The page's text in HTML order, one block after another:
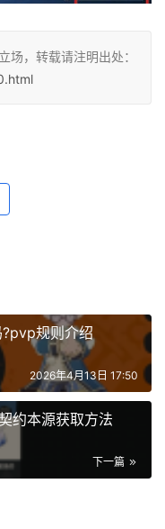
场，转载请注明出处：
规则介绍
2026年4月13日 17:50
约本源获取方法
下一篇